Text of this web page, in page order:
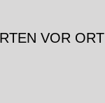
VOR ORT